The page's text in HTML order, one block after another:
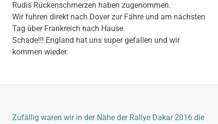
Rudis Rückenschmerzen haben zugenommen.
Wir fuhren direkt nach Dover zur Fähre und am nächsten
Tag über Frankreich nach Hause.
Schade!!! England hat uns super gefallen und wir
kommen wieder.
Zufällig waren wir in der Nähe der Rallye Dakar 2016 die